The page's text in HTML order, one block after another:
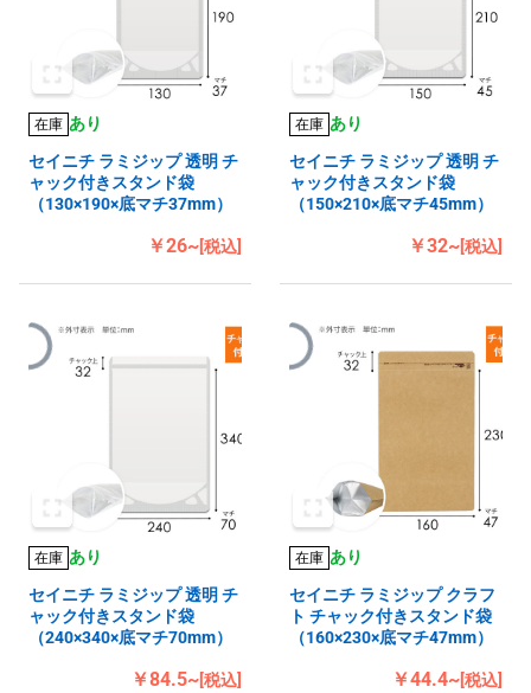
在庫 あり
セイニチ ラミジップ 透明 チ
ャック付きスタンド袋
（130×190×底マチ37mm）
￥26~[税込]
在庫 あり
セイニチ ラミジップ 透明 チ
ャック付きスタンド袋
（150×210×底マチ45mm）
￥32~[税込]
在庫 あり
セイニチ ラミジップ 透明 チ
ャック付きスタンド袋
（240×340×底マチ70mm）
￥84.5~[税込]
在庫 あり
セイニチ ラミジップ クラフ
ト チャック付きスタンド袋
（160×230×底マチ47mm）
￥44.4~[税込]